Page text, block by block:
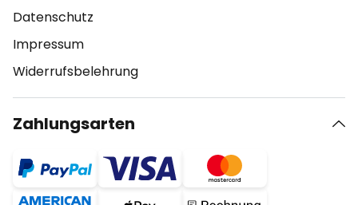
Datenschutz
Impressum
Widerrufsbelehrung
Zahlungsarten